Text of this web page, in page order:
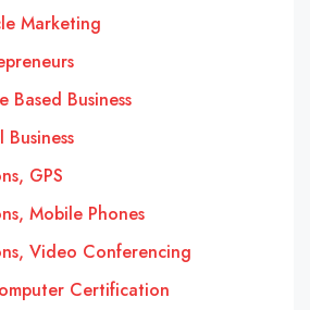
Marketing
Based Business
Business
GPS
Mobile Phones
Video Conferencing
Certification